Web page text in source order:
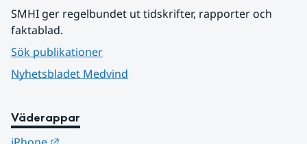
SMHI ger regelbundet ut tidskrifter, rapporter och
faktablad.
Sök publikationer
Nyhetsbladet Medvind
Väderappar